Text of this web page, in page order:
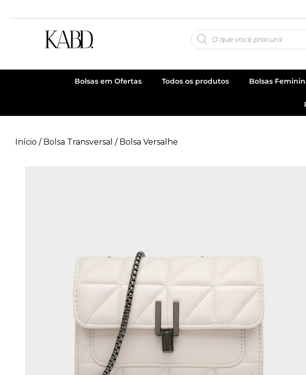
Bolsas em Ofertas Todos os produtos Bolsas
Início / Bolsa Transversal / Bolsa Versalhe